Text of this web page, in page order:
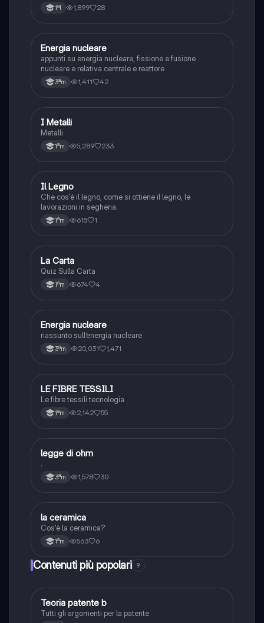
1ªl 1,899 28
Tecnologia
Energia nucleare
appunti su energia nucleare, fissione e fusione
nucleare e relativa centrale e reattore
3ªm 1,411 42
Tecnologia
I Metalli
Metalli
1ªm 5,289 233
I Tecnologia
Il Legno
Che cos'è il legno, come si ottiene il legno, le
lavorazioni in segheria.
1ªm 615 1
L Tecnologia
La Carta
Quiz Sulla Carta
1ªm 674 4
Scienze
Energia nucleare
riassunto sull’energia nucleare
3ªm 20,031 1,471
Tecnologia
LE FIBRE TESSILI
Le fibre tessili tecnologia
1ªm 2,142 55
Tecnologia
legge di ohm
.
3ªm 1,578 30
LTecnologia
la ceramica
Cos'è la ceramica?
1ªm 563 6
Contenuti più popolari 9
Altro
Teoria patente b
Tutti gli argomenti per la patente